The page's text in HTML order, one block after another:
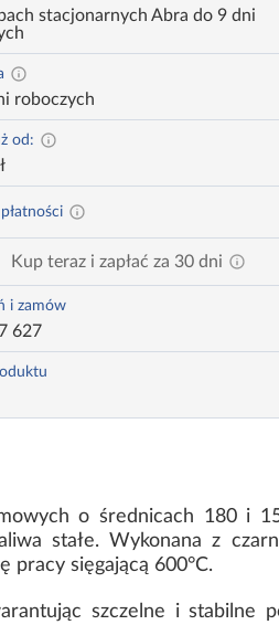
stacjonarnych Abra do 9 dni
roboczych
od:
Kup teraz i zapłać za 30 dni
i zamów
627
o średnicach 180 i
stałe. Wykonana z
pracy sięgającą 600°C.
szczelne i stabilne